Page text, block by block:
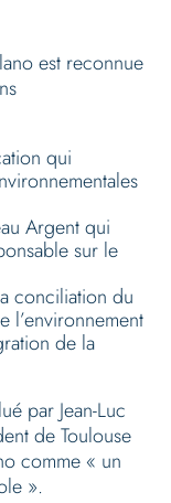
est reconnue
qui
Argent qui
sur le
conciliation du
l’environnement
de la
par Jean-Luc
de Toulouse
comme « un
».